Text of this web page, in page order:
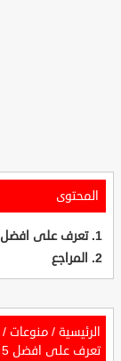
المحتوى
تعرف على افضل 5 بازارات للأنتيكة في تركيا
المراجع
الرئيسية / منوعات /
تعرف على افضل 5 بازارات للأنتيكة في تركيا